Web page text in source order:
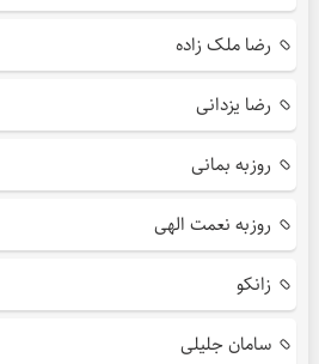
رضا ملک زاده
رضا یزدانی
روزبه بمانی
روزبه نعمت الهی
زانکو
سامان جلیلی